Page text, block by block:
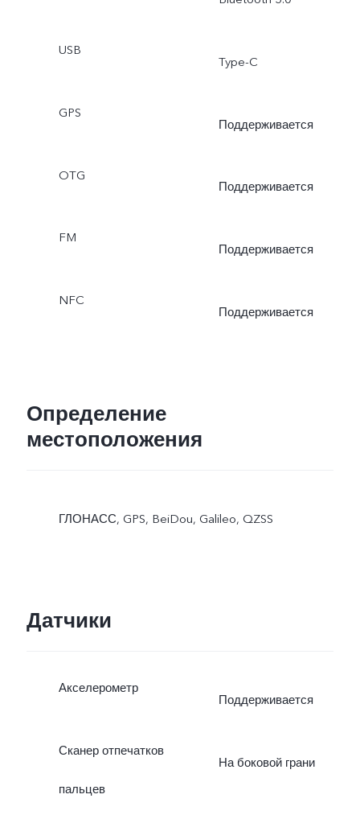
USB
Type-C
GPS
Поддерживается
OTG
Поддерживается
FM
Поддерживается
NFC
Поддерживается
Определение
местоположения
ГЛОНАСС, GPS, BeiDou, Galileo, QZSS
Датчики
Акселерометр
Поддерживается
Сканер отпечатков
пальцев
На боковой грани